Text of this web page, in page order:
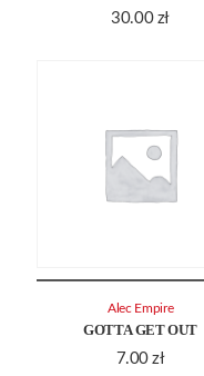
30.00 zł
GOTTA GET OUT
7.00zł
Alec Empire